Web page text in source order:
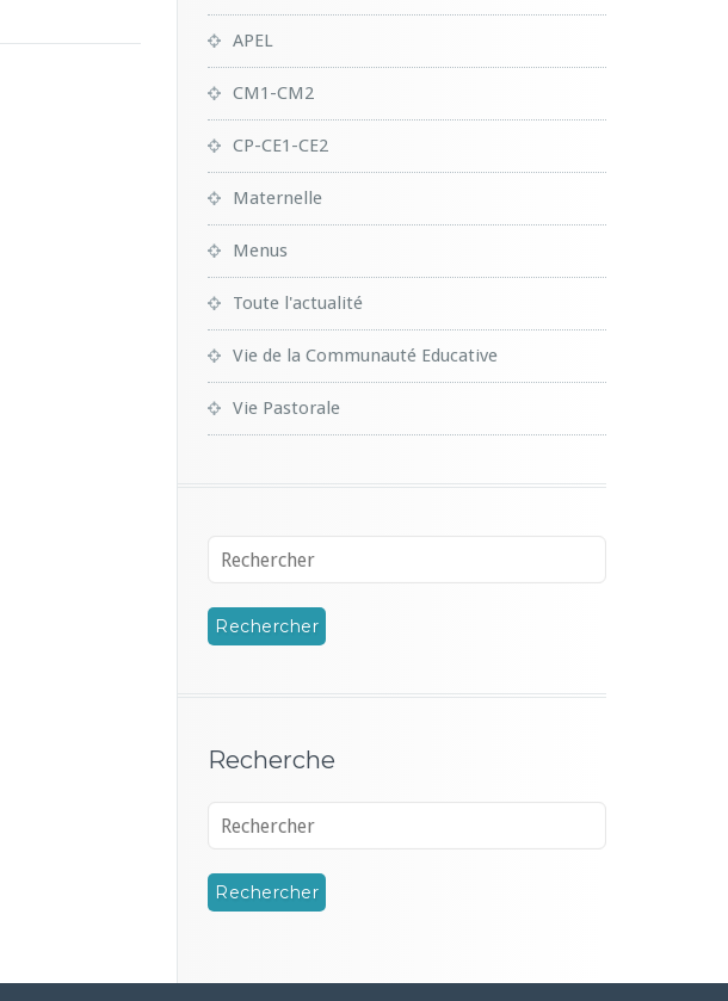
APEL
CM1-CM2
CP-CE1-CE2
Maternelle
Menus
Toute l'actualité
Vie de la Communauté Educative
Vie Pastorale
Recherche